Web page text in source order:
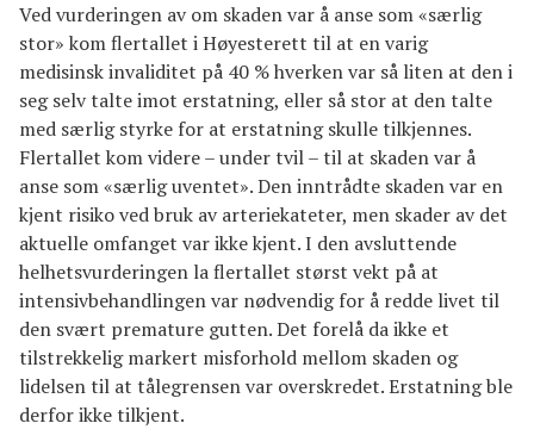
Ved vurderingen av om skaden var å anse som «særlig
stor» kom flertallet i Høyesterett til at en varig
medisinsk invaliditet på 40 % hverken var så liten at den i
seg selv talte imot erstatning, eller så stor at den talte
med særlig styrke for at erstatning skulle tilkjennes.
Flertallet kom videre – under tvil – til at skaden var å
anse som «særlig uventet». Den inntrådte skaden var en
kjent risiko ved bruk av arteriekateter, men skader av det
aktuelle omfanget var ikke kjent. I den avsluttende
helhetsvurderingen la flertallet størst vekt på at
intensivbehandlingen var nødvendig for å redde livet til
den svært premature gutten. Det forelå da ikke et
tilstrekkelig markert misforhold mellom skaden og
lidelsen til at tålegrensen var overskredet. Erstatning ble
derfor ikke tilkjent.